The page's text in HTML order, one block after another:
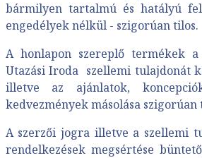
bármilyen tartalmú és hatályú
engedélyek nélkül - szigorúan tilos.
A honlapon szereplő termékek
Utazási Iroda szellemi tulajdonát
illetve az ajánlatok,
kedvezmények másolása szigorúan
A szerzői jogra illetve a szellemi
rendelkezések megsértése